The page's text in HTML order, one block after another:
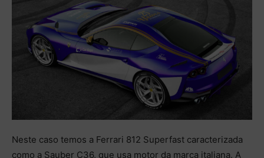
Neste caso temos a Ferrari 812 Superfast caracterizada
como a Sauber C36, que usa motor da marca italiana. A